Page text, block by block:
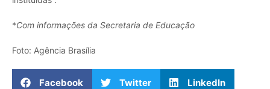
*Com informações da Secretaria de Educação
Foto: Agência Brasília
Facebook Twitter LinkedIn